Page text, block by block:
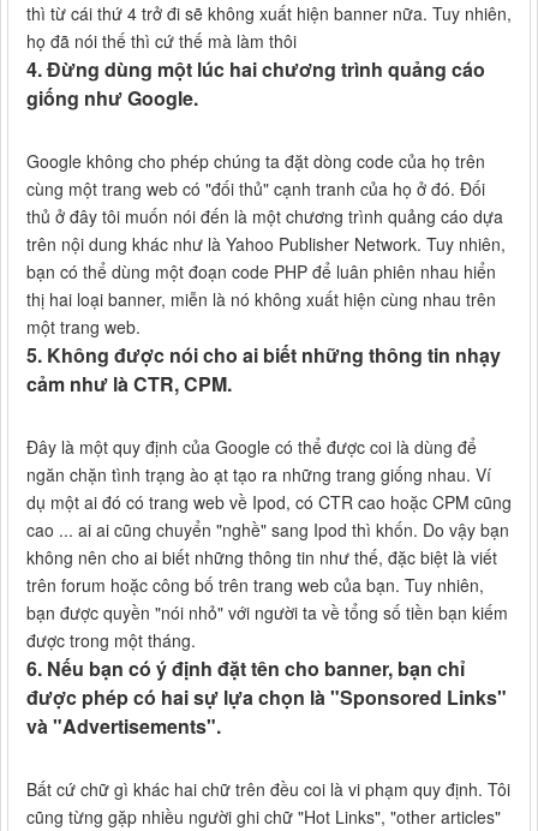
thì từ cái thứ 4 trở đi sẽ không xuất hiện banner nữa. Tuy nhiên,
họ đã nói thế thì cứ thế mà làm thôi
4. Đừng dùng một lúc hai chương trình quảng cáo
giống như Google.
Google không cho phép chúng ta đặt dòng code của họ trên
cùng một trang web có "đối thủ" cạnh tranh của họ ở đó. Đối
thủ ở đây tôi muốn nói đến là một chương trình quảng cáo dựa
trên nội dung khác như là Yahoo Publisher Network. Tuy nhiên,
bạn có thể dùng một đoạn code PHP để luân phiên nhau hiển
thị hai loại banner, miễn là nó không xuất hiện cùng nhau trên
một trang web.
5. Không được nói cho ai biết những thông tin nhạy
cảm như là CTR, CPM.
Đây là một quy định của Google có thể được coi là dùng để
ngăn chặn tình trạng ào ạt tạo ra những trang giống nhau. Ví
dụ một ai đó có trang web về Ipod, có CTR cao hoặc CPM cũng
cao ... ai ai cũng chuyển "nghề" sang Ipod thì khốn. Do vậy bạn
không nên cho ai biết những thông tin như thế, đặc biệt là viết
trên forum hoặc công bố trên trang web của bạn. Tuy nhiên,
bạn được quyền "nói nhỏ" với người ta về tổng số tiền bạn kiếm
được trong một tháng.
6. Nếu bạn có ý định đặt tên cho banner, bạn chỉ
được phép có hai sự lựa chọn là "Sponsored Links"
và "Advertisements".
Bất cứ chữ gì khác hai chữ trên đều coi là vi phạm quy định. Tôi
cũng từng gặp nhiều người ghi chữ "Hot Links", "other articles"